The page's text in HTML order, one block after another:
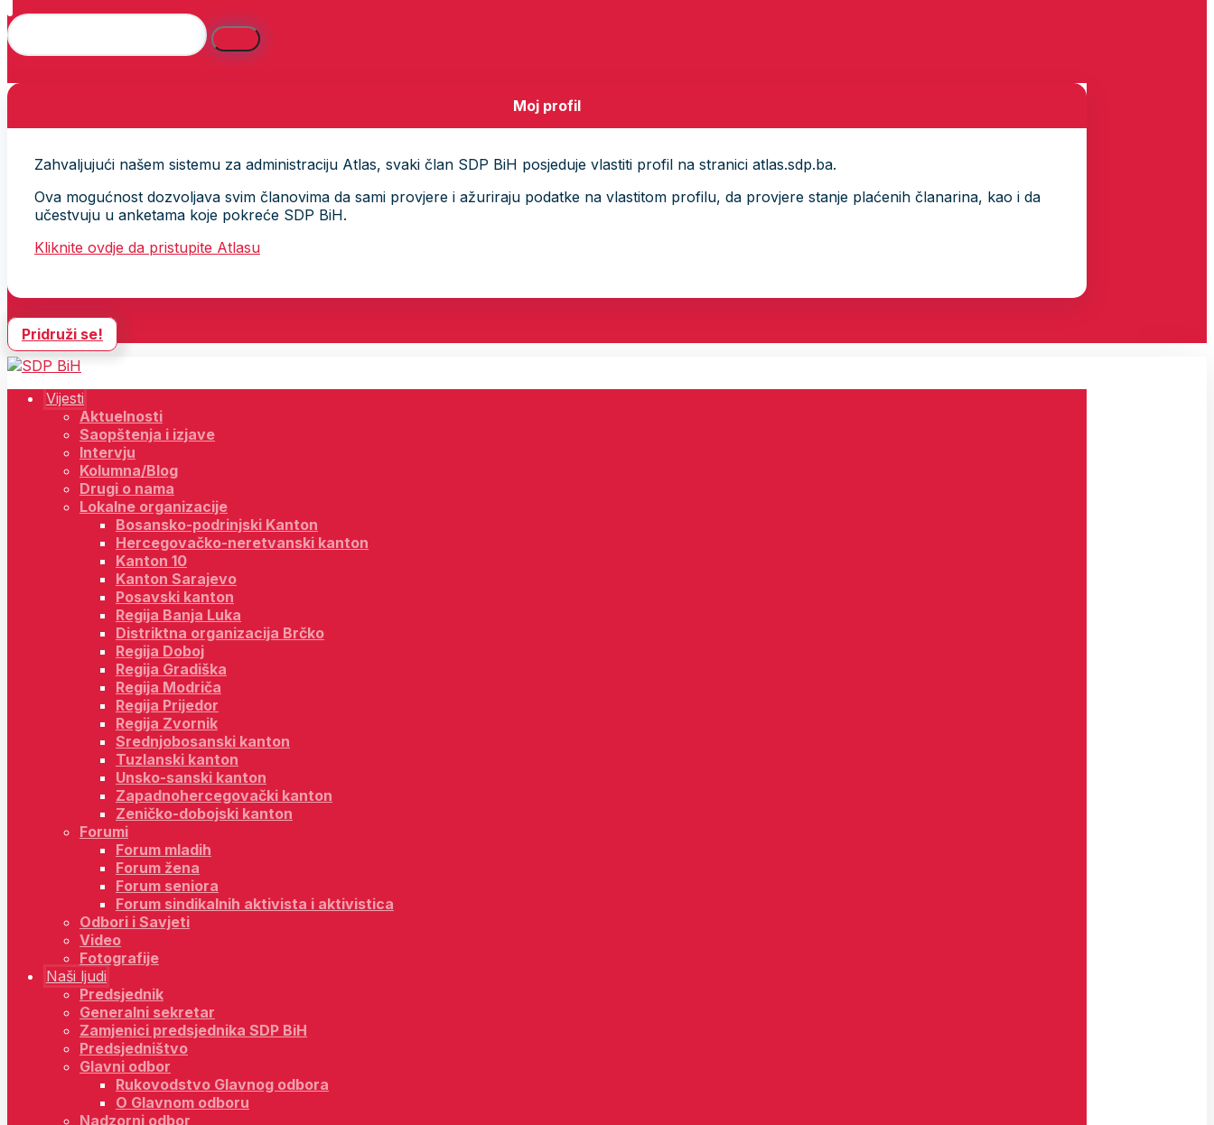
Moj profil
Zahvaljujući našem sistemu za administraciju Atlas, svaki član SDP BiH posjeduje vlastiti profil na stranici atlas.sdp.ba.
Ova mogućnost dozvoljava svim članovima da sami provjere i ažuriraju podatke na vlastitom profilu, da provjere stanje plaćenih članarina, kao i da
učestvuju u anketama koje pokreće SDP BiH.
Kliknite ovdje da pristupite Atlasu
Pridruži se!
Vijesti
Aktuelnosti
Saopštenja i izjave
Intervju
Kolumna/Blog
Drugi o nama
Lokalne organizacije
Bosansko-podrinjski Kanton
Hercegovačko-neretvanski kanton
Kanton 10
Kanton Sarajevo
Posavski kanton
Regija Banja Luka
Distriktna organizacija Brčko
Regija Doboj
Regija Gradiška
Regija Modriča
Regija Prijedor
Regija Zvornik
Srednjobosanski kanton
Tuzlanski kanton
Unsko-sanski kanton
Zapadnohercegovački kanton
Zeničko-dobojski kanton
Forumi
Forum mladih
Forum žena
Forum seniora
Forum sindikalnih aktivista i aktivistica
Odbori i Savjeti
Video
Fotografije
Naši ljudi
Predsjednik
Generalni sekretar
Zamjenici predsjednika SDP BiH
Predsjedništvo
Glavni odbor
Rukovodstvo Glavnog odbora
O Glavnom odboru
Nadzorni odbor